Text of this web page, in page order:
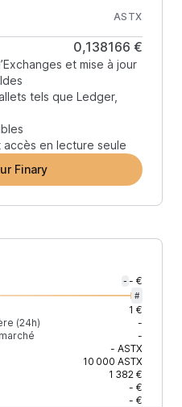
ASTX
0,138166 €
et mise à jour
tels que Ledger,
en lecture seule
Finary
- - €
#
1 €
(24h)
-
-
- ASTX
10 000 ASTX
1 382 €
- €
- €